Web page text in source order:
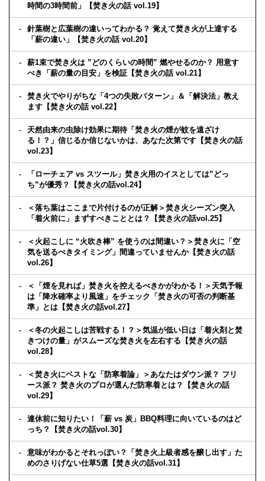
時間の3時間前」【焚き火の話 vol.19】
針葉樹と広葉樹の違いってわかる？ 覚えて焚き火が上達する
「薪の違い」【焚き火の話 vol.20】
薪1束で焚き火は ”どのくらいの時間” 燃やせるのか？ 用意す
べき「薪の量の目安」を検証【焚き火の話 vol.21】
焚き火でやりがちな「4つの失敗パターン」＆「解決法」教え
ます【焚き火の話 vol.22】
天然由来の虫除け効果に期待「焚き火の煙が蚊を遠ざけ
る！？」信じるか信じないかは、あなた次第です【焚き火の話
vol.23】
「ローチェア vs スツール」焚き火用のイスとしては”どっ
ち”が優秀？【焚き火の話vol.24】
＜落ち葉はここまで片付けるのが正解＞焚き火シーズン突入
「着火前に」まずすべきこととは？【焚き火の話vol.25】
＜火起こしに “火吹き棒” を使うのは間違い？＞焚き火に「空
気を送るべきタイミング」間違っていませんか【焚き火の話
vol.26】
＜「煙を見れば」焚き火を控えるべきかがわかる！＞天気予報
は「降水確率より風速」をチェック「焚き火の可否の判断基
準」とは【焚き火の話vol.27】
＜冬の火起こしは苦戦する！？＞気温が低い日は「着火剤と焚
きつけの量」がスムーズな焚き火を左右する【焚き火の話
vol.28】
＜焚き火にベストな「防寒着論」＞あなたはダウン派？ フリ
ース派？ 焚き火のプロが選んだ防寒着とは？【焚き火の話
vol.29】
連休前に知りたい！「薪 vs 炭」BBQ料理に向いているのはど
っち？【焚き火の話vol.30】
意味がわかるとそれっぽい？「焚き火上級者感を醸し出す」た
めのさりげない仕草5選【焚き火の話vol.31】